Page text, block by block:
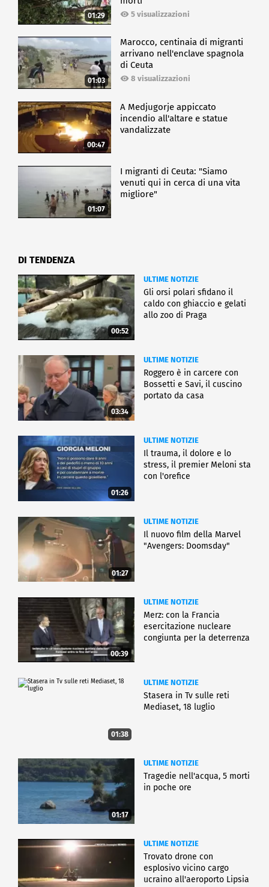
01:29 5 visualizzazioni
01:03
Marocco, centinaia di migranti
arrivano nell'enclave spagnola
di Ceuta
8 visualizzazioni
00:47
A Medjugorje appiccato
incendio all'altare e statue
vandalizzate
01:07
I migranti di Ceuta: "Siamo
venuti qui in cerca di una vita
migliore"
DI TENDENZA
00:52
ULTIME NOTIZIE
Gli orsi polari sfidano il
caldo con ghiaccio e gelati
allo zoo di Praga
03:34
ULTIME NOTIZIE
Roggero è in carcere con
Bossetti e Savi, il cuscino
portato da casa
01:26
ULTIME NOTIZIE
Il trauma, il dolore e lo
stress, il premier Meloni sta
con l'orefice
01:27
ULTIME NOTIZIE
Il nuovo film della Marvel
"Avengers: Doomsday"
00:39
ULTIME NOTIZIE
Merz: con la Francia
esercitazione nucleare
congiunta per la deterrenza
01:38
ULTIME NOTIZIE
Stasera in Tv sulle reti
Mediaset, 18 luglio
01:17
ULTIME NOTIZIE
Tragedie nell'acqua, 5 morti
in poche ore
ULTIME NOTIZIE
Trovato drone con
esplosivo vicino cargo
ucraino all'aeroporto Lipsia